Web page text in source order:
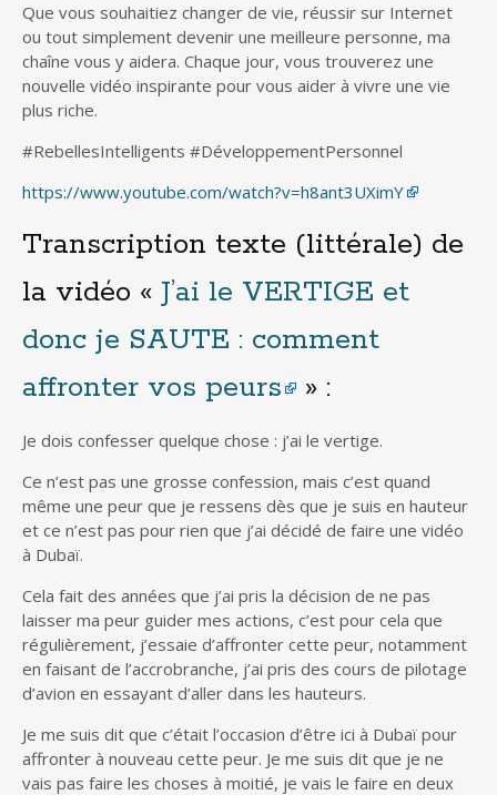
Que vous souhaitiez changer de vie, réussir sur Internet
ou tout simplement devenir une meilleure personne, ma
chaîne vous y aidera. Chaque jour, vous trouverez une
nouvelle vidéo inspirante pour vous aider à vivre une vie
plus riche.
#RebellesIntelligents #DéveloppementPersonnel
https://www.youtube.com/watch?v=h8ant3UXimY
Transcription texte (littérale) de
la vidéo « J’ai le VERTIGE et
donc je SAUTE : comment
affronter vos peurs
» :
Je dois confesser quelque chose : j’ai le vertige.
Ce n’est pas une grosse confession, mais c’est quand
même une peur que je ressens dès que je suis en hauteur
et ce n’est pas pour rien que j’ai décidé de faire une vidéo
à Dubaï.
Cela fait des années que j’ai pris la décision de ne pas
laisser ma peur guider mes actions, c’est pour cela que
régulièrement, j’essaie d’affronter cette peur, notamment
en faisant de l’accrobranche, j’ai pris des cours de pilotage
d’avion en essayant d’aller dans les hauteurs.
Je me suis dit que c’était l’occasion d’être ici à Dubaï pour
affronter à nouveau cette peur. Je me suis dit que je ne
vais pas faire les choses à moitié, je vais le faire en deux